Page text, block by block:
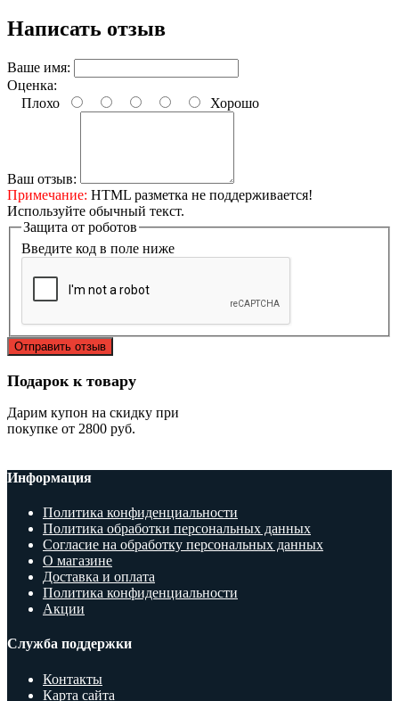
Написать отзыв
Ваше имя:
Оценка:
Плохо
Хорошо
Ваш отзыв:
Примечание: HTML разметка не поддерживается!
Используйте обычный текст.
Защита от роботов
Введите код в поле ниже
Отправить отзыв
Подарок к товару
Дарим купон на скидку при
покупке от 2800 руб.
Информация
Политика конфиденциальности
Политика обработки персональных данных
Согласие на обработку персональных данных
О магазине
Доставка и оплата
Политика конфиденциальности
Акции
Служба поддержки
Контакты
Карта сайта